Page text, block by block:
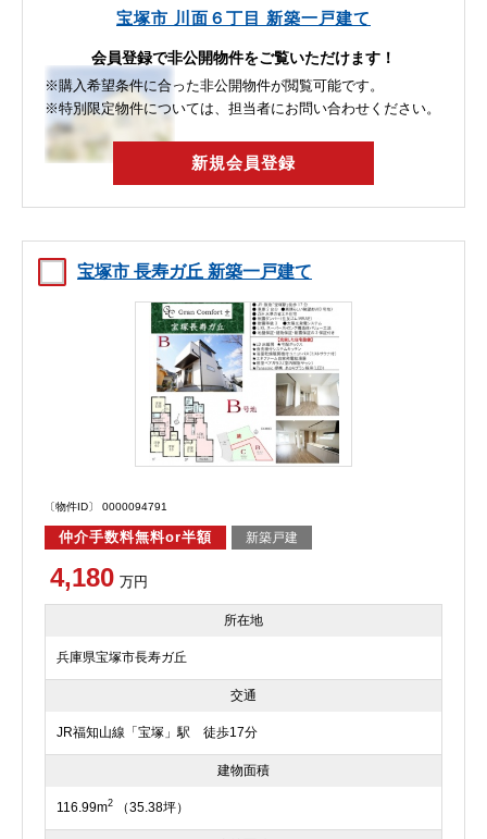
宝塚市 川面６丁目 新築一戸建て
会員登録で非公開物件をご覧いただけます！
※購入希望条件に合った非公開物件が閲覧可能です。
※特別限定物件については、担当者にお問い合わせください。
新規会員登録
宝塚市 長寿ガ丘 新築一戸建て
〔物件ID〕 0000094791
仲介手数料無料or半額 新築戸建
4,180 万円
所在地
兵庫県宝塚市長寿ガ丘
交通
JR福知山線「宝塚」駅 徒歩17分
建物面積
116.99m2 （35.38坪）